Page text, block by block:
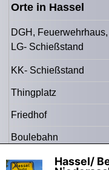
Orte in Hassel
DGH, Feuerwehrhaus,
LG- Schießstand
KK- Schießstand
Thingplatz
Friedhof
Boulebahn
Denkmahl Hassel/
X